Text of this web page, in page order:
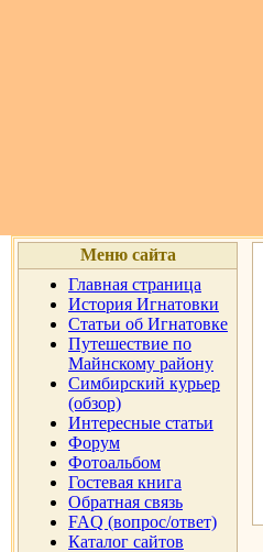
Меню сайта
Главная страница
История Игнатовки
Статьи об Игнатовке
Путешествие по
Майнскому району
Симбирский курьер
(обзор)
Интересные статьи
Форум
Фотоальбом
Гостевая книга
Обратная связь
FAQ (вопрос/ответ)
Каталог сайтов